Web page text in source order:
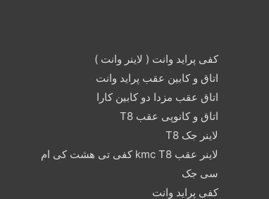
کفی پراید وانت ( لاینر وانت )
اتاق و کابین عقب پراید وانت
اتاق عقب مزدا دو کابین کارا
اتاق و کانوپی عقب T8
لاینر جک T8
لاینر عقب kmc T8 کفی تی هشت کی ام
سی جک
کفی پراید وانت